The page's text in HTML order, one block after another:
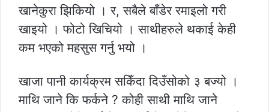
खानेकुरा झिकियो । र, सबैले बाँडेर रमाइलो गरी
खाइयो । फोटो खिचियो । साथीहरुले थकाई केही
कम भएको महसुस गर्नु भयो ।
खाजा पानी कार्यक्रम सकिँदा दिउँसोको ३ बज्यो ।
माथि जाने कि फर्कने ? कोही साथी माथि जाने